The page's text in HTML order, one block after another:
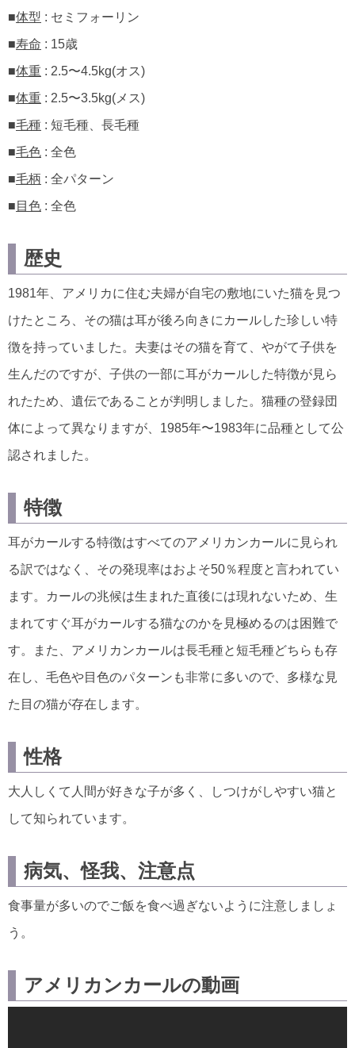
■体型 : セミフォーリン
■寿命 : 15歳
■体重 : 2.5〜4.5kg(オス)
■体重 : 2.5〜3.5kg(メス)
■毛種 : 短毛種、長毛種
■毛色 : 全色
■毛柄 : 全パターン
■ 目色 : 全色
歴史
1981年、アメリカに住む夫婦が自宅の敷地にいた猫を見つ
けたところ、その猫は耳が後ろ向きにカールした珍しい特
徴を持っていました。夫妻はその猫を育て、やがて子供を
生んだのですが、子供の一部に耳がカールした特徴が見ら
れたため、遺伝であることが判明しました。猫種の登録団
体によって異なりますが、1985年〜1983年に品種として公
認されました。
特徴
耳がカールする特徴はすべてのアメリカンカールに見られ
る訳ではなく、その発現率はおよそ50％程度と言われてい
ます。カールの兆候は生まれた直後には現れないため、生
まれてすぐ耳がカールする猫なのかを見極めるのは困難で
す。また、アメリカンカールは長毛種と短毛種どちらも存
在し、毛色や目色のパターンも非常に多いので、多様な見
た目の猫が存在します。
性格
大人しくて人間が好きな子が多く、しつけがしやすい猫と
して知られています。
病気、怪我、注意点
食事量が多いのでご飯を食べ過ぎないように注意しましょ
う。
アメリカンカールの動画